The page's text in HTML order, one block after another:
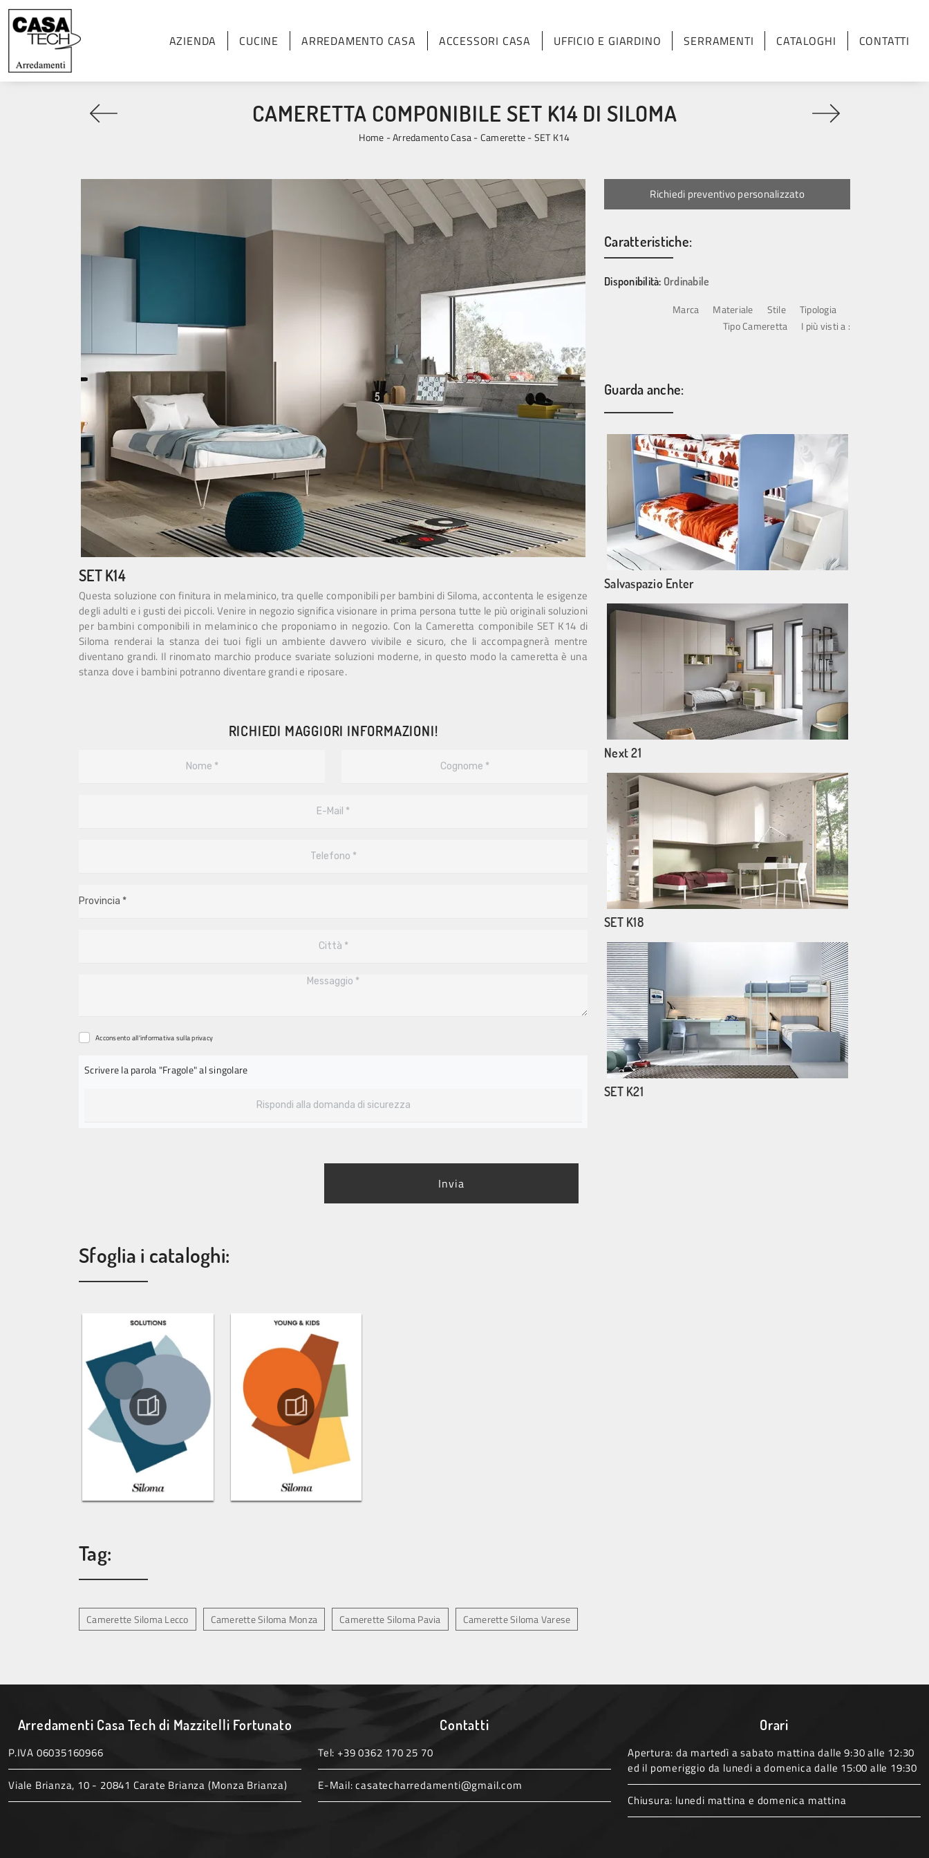
AZIENDA CUCINE ARREDAMENTO CASA ACCESSORI CASA UFFICIO E GIARDINO SERRAMENTI CATALOGHI CONTATTI
CAMERETTA COMPONIBILE SET K14 DI SILOMA
Home -Arredamento Casa-Camerette-SET K14
SET K14
Questa soluzione con finitura in melaminico, tra quelle componibili per bambini di Siloma, accontenta le esigenze
degli adulti e i gusti dei piccoli. Venire in negozio significa visionare in prima persona tutte le più originali soluzioni
per bambini componibili in melaminico che proponiamo in negozio. Con la Cameretta componibile SET K14 di
Siloma renderai la stanza dei tuoi figli un ambiente davvero vivibile e sicuro, che li accompagnerà mentre
diventano grandi. Il rinomato marchio produce svariate soluzioni moderne, in questo modo la cameretta è una
stanza dove i bambini potranno diventare grandi e riposare.
RICHIEDI MAGGIORI INFORMAZIONI!
Acconsento all'informativa sullaprivacy
Scrivere la parola "Fragole" al singolare
Invia
Sfoglia i cataloghi:
Tag:
Camerette Siloma Lecco Camerette Siloma Monza Camerette Siloma Pavia Camerette Siloma Varese
Richiedi preventivo personalizzato
Caratteristiche:
Disponibilità: Ordinabile
Marca Materiale Stile
Tipologia
Tipo Cameretta
I più visti a :
Guarda anche:
Salvaspazio Enter
Next 21
SET K18
SET K21
Arredamenti Casa Tech di Mazzitelli Fortunato
P.IVA 06035160966
Viale Brianza, 10 - 20841 Carate Brianza (Monza Brianza)
Contatti
Tel: +39 0362 170 25 70
E-Mail:casatecharredamenti@gmail.com
Orari
Apertura: da martedì a sabato mattina dalle 9:30 alle 12:30
ed il pomeriggio da lunedi a domenica dalle 15:00 alle 19:30
Chiusura: lunedi mattina e domenica mattina